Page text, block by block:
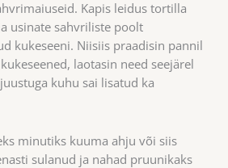
Kapis leidus tortilla
usinate sahvriliste poolt
kukeseeni. Niisiis praadisin pannil
laotasin need seejärel
kuhu sai lisatud ka
minutiks kuuma ahju või siis
sulanud ja nahad pruunikaks